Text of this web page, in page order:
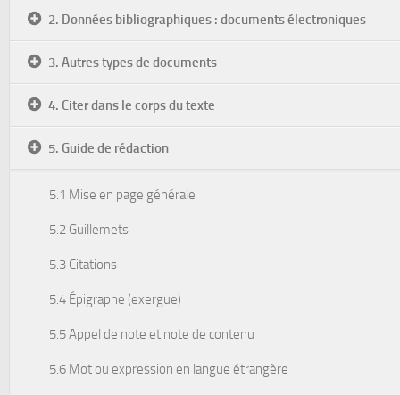
2. Données bibliographiques : documents électroniques
3. Autres types de documents
4. Citer dans le corps du texte
5. Guide de rédaction
5.1 Mise en page générale
5.2 Guillemets
5.3 Citations
5.4 Épigraphe (exergue)
5.5 Appel de note et note de contenu
5.6 Mot ou expression en langue étrangère